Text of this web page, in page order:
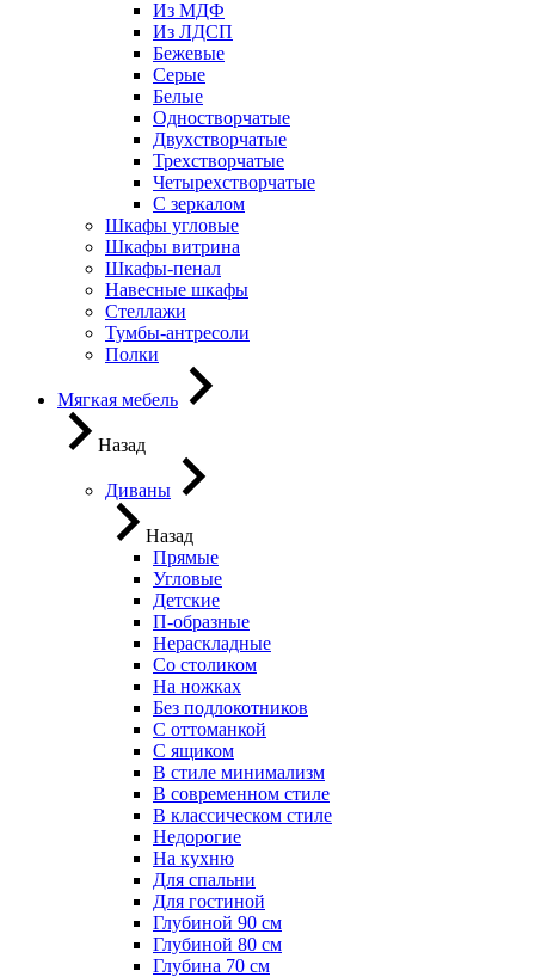
Из МДФ
Из ЛДСП
Бежевые
Серые
Белые
Одностворчатые
Двухстворчатые
Трехстворчатые
Четырехстворчатые
С зеркалом
Шкафы угловые
Шкафы витрина
Шкафы-пенал
Навесные шкафы
Стеллажи
Тумбы-антресоли
Полки
Мягкая мебель
Назад
Диваны
Назад
Прямые
Угловые
Детские
П-образные
Нераскладные
Со столиком
На ножках
Без подлокотников
С оттоманкой
С ящиком
В стиле минимализм
В современном стиле
В классическом стиле
Недорогие
На кухню
Для спальни
Для гостиной
Глубиной 90 см
Глубиной 80 см
Глубина 70 см